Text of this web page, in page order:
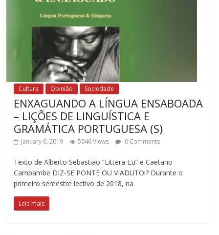
Cultura Opinião Sociedade
ENXAGUANDO A LÍNGUA ENSABOADA
– LIÇÕES DE LINGUÍSTICA E
GRAMÁTICA PORTUGUESA (S)
January 6, 2019 5946 Views 0 Comments
Texto de Alberto Sebastião “Littera-Lu” e Caetano
Cambambe DIZ-SE PONTE OU VIADUTO!? Durante o
primeiro semestre lectivo de 2018, na
Leia mais